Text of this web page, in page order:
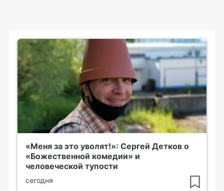
«Меня за это уволят!»: Сергей Детков о
«Божественной комедии» и
человеческой тупости
сегодня